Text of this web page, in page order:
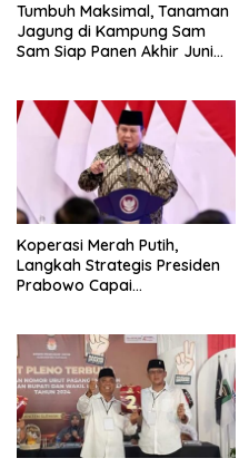
Tumbuh Maksimal, Tanaman
Jagung di Kampung Sam
Sam Siap Panen Akhir Juni
Koperasi Merah Putih,
Langkah Strategis Presiden
Prabowo Capai